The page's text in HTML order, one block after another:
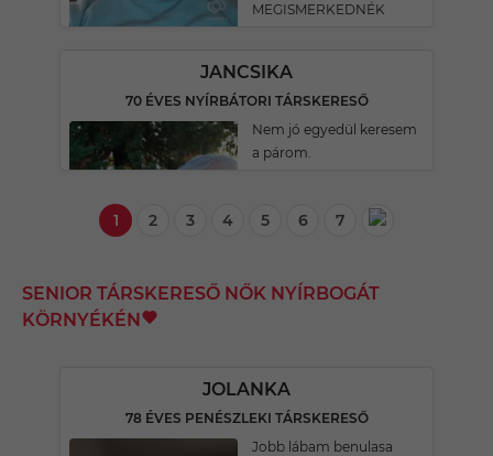
MEGISMERKEDNÉK
JANCSIKA
70 ÉVES NYÍRBÁTORI TÁRSKERESŐ
Nem jó egyedül keresem
a párom.
1 2 3 4 5 6 7
SENIOR TÁRSKERESŐ NŐK NYÍRBOGÁT
KÖRNYÉKÉN
JOLANKA
78 ÉVES PENÉSZLEKI TÁRSKERESŐ
Jobb lábam benulasa